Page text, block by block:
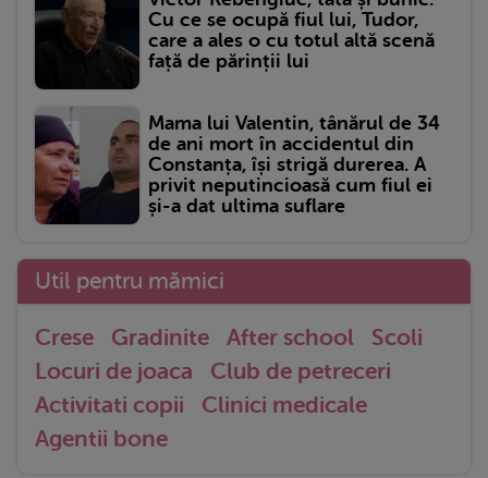
Cu ce se ocupă fiul lui, Tudor,
care a ales o cu totul altă scenă
față de părinții lui
Mama lui Valentin, tânărul de 34
de ani mort în accidentul din
Constanța, își strigă durerea. A
privit neputincioasă cum fiul ei
și-a dat ultima suflare
Util pentru mămici
Crese Gradinite After school
Scoli
Locuri de joaca
Club de petreceri
Activitati copii
Clinici medicale
Agentii bone